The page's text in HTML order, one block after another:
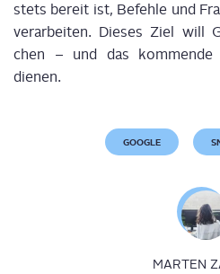
stets bereit ist, Befeh­le und
ver­ar­bei­ten. Die­ses Ziel will
chen – und das
dienen.
GOOGLE
MARTEN